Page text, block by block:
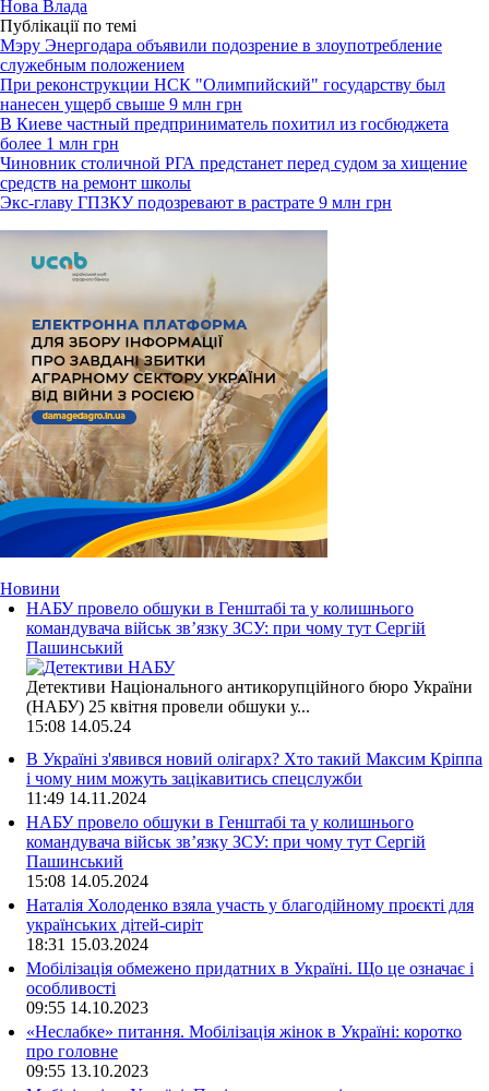
Нова Влада
Публікації по темі
Мэру Энергодара объявили подозрение в злоупотребление
служебным положением
При реконструкции НСК "Олимпийский" государству был
нанесен ущерб свыше 9 млн грн
В Киеве частный предприниматель похитил из госбюджета
более 1 млн грн
Чиновник столичной РГА предстанет перед судом за хищение
средств на ремонт школы
Экс-главу ГПЗКУ подозревают в растрате 9 млн грн
Новини
НАБУ провело обшуки в Генштабі та у колишнього
командувача військ зв’язку ЗСУ: при чому тут Сергій
Пашинський
Детективи Національного антикорупційного бюро України
(НАБУ) 25 квітня провели обшуки у...
15:08 14.05.24
В Україні з'явився новий олігарх? Хто такий Максим Кріппа
і чому ним можуть зацікавитись спецслужби
11:49 14.11.2024
НАБУ провело обшуки в Генштабі та у колишнього
командувача військ зв’язку ЗСУ: при чому тут Сергій
Пашинський
15:08 14.05.2024
Наталія Холоденко взяла участь у благодійному проєкті для
українських дітей-сиріт
18:31 15.03.2024
Мобілізація обмежено придатних в Україні. Що це означає і
особливості
09:55 14.10.2023
«Неслабке» питання. Мобілізація жінок в Україні: коротко
про головне
09:55 13.10.2023